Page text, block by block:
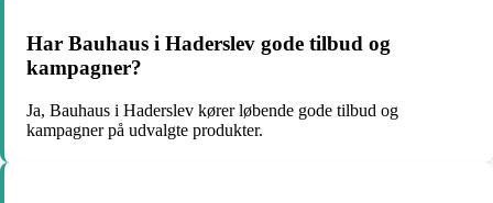
Har Bauhaus i Haderslev gode tilbud og
kampagner?
Ja, Bauhaus i Haderslev kører løbende gode tilbud og
kampagner på udvalgte produkter.